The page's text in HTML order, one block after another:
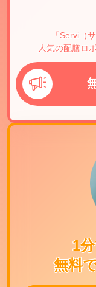
「Servi（
人気の配膳ロ
1
無料